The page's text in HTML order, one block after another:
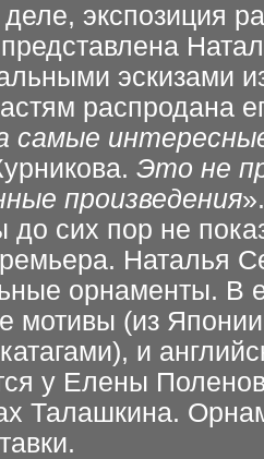
экспозиция
эскизами
распродана
самые
Это не
произведения
до сих пор не
Наталья
орнаменты. В
мотивы (из
и
у Елены
Талашкина.